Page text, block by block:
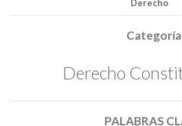
Derecho
Categoría
Derecho
PALABRAS